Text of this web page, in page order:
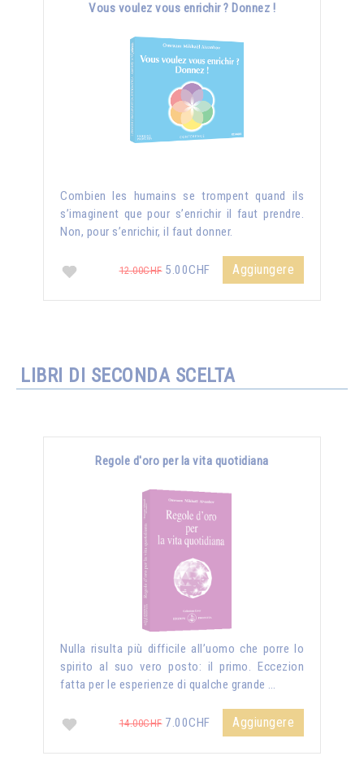
Vous voulez vous enrichir ? Donnez !
Combien les humains se trompent quand ils
s’imaginent que pour s’enrichir il faut prendre.
Non, pour s’enrichir, il faut donner.
12.00CHF5.00CHF Aggiungere
LIBRI DI SECONDA SCELTA
Regole d'oro per la vita quotidiana
Nulla risulta più difficile all’uomo che porre lo
spirito al suo vero posto: il primo. Eccezion
fatta per le esperienze di qualche grande …
14.00CHF7.00CHF Aggiungere